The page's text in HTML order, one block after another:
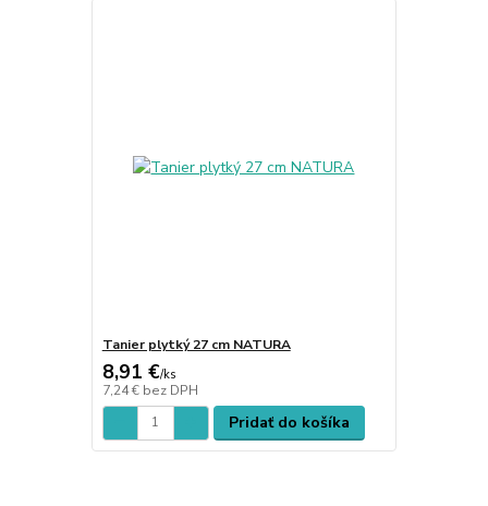
Tanier plytký 27 cm NATURA
8,91 €/ks
7,24 € bez DPH
Pridať do košíka